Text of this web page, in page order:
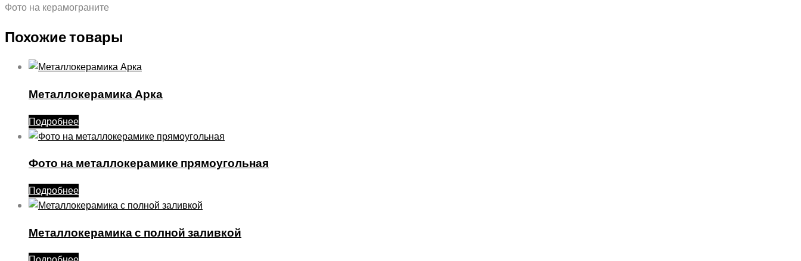
Фото на керамограните
Похожие товары
Металлокерамика Арка
Подробнее
Фото на металлокерамике прямоугольная
Подробнее
Металлокерамика с полной заливкой